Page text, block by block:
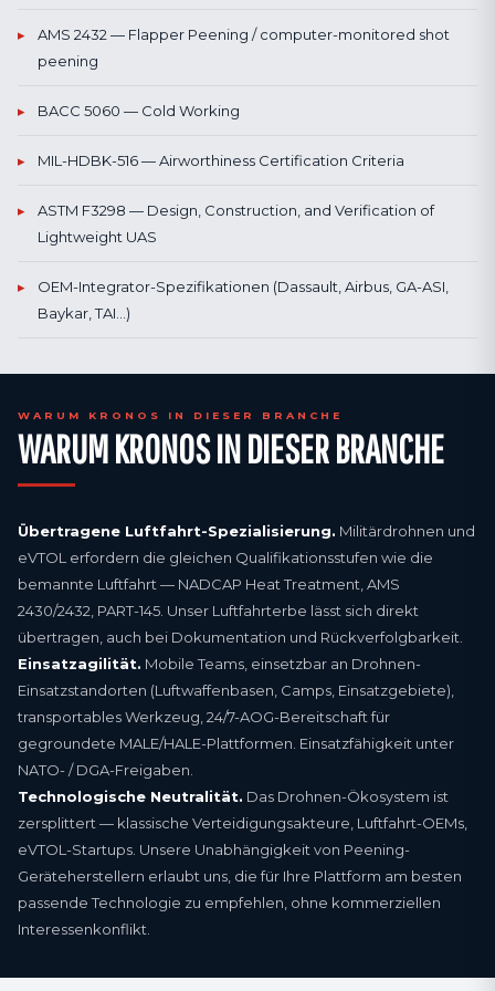
▸
AMS 2432 — Flapper Peening / computer-monitored shot
peening
▸ BACC 5060 — Cold Working
▸ MIL-HDBK-516 — Airworthiness Certification Criteria
▸
ASTM F3298 — Design, Construction, and Verification of
Lightweight UAS
▸
OEM-Integrator-Spezifikationen (Dassault, Airbus, GA-ASI,
Baykar, TAI…)
WARUM KRONOS IN DIESER BRANCHE
WARUM KRONOS IN DIESER BRANCHE
Übertragene Luftfahrt-Spezialisierung. Militärdrohnen und
eVTOL erfordern die gleichen Qualifikations­stufen wie die
bemannte Luftfahrt — NADCAP Heat Treatment, AMS
2430/2432, PART-145. Unser Luftfahrterbe lässt sich direkt
übertragen, auch bei Dokumentation und Rückverfolgbarkeit.
Einsatzagilität. Mobile Teams, einsetzbar an Drohnen-
Einsatzstandorten (Luftwaffenbasen, Camps, Einsatzgebiete),
transportables Werkzeug, 24/7-AOG-Bereitschaft für
gegroundete MALE/HALE-Plattformen. Einsatzfähigkeit unter
NATO- / DGA-Freigaben.
Technologische Neutralität. Das Drohnen-Ökosystem ist
zersplittert — klassische Verteidigungsakteure, Luftfahrt-OEMs,
eVTOL-Startups. Unsere Unabhängigkeit von Peening-
Geräteherstellern erlaubt uns, die für Ihre Plattform am besten
passende Technologie zu empfehlen, ohne kommerziellen
Interessenkonflikt.